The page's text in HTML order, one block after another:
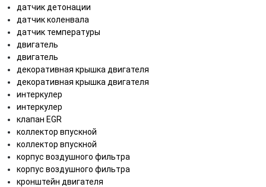
датчик детонации
датчик коленвала
датчик температуры
двигатель
двигатель
декоративная крышка двигателя
декоративная крышка двигателя
интеркулер
интеркулер
клапан EGR
коллектор впускной
коллектор впускной
корпус воздушного фильтра
корпус воздушного фильтра
кронштейн двигателя